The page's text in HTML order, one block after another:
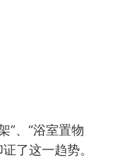
”、“浴室置物
了这一趋势。